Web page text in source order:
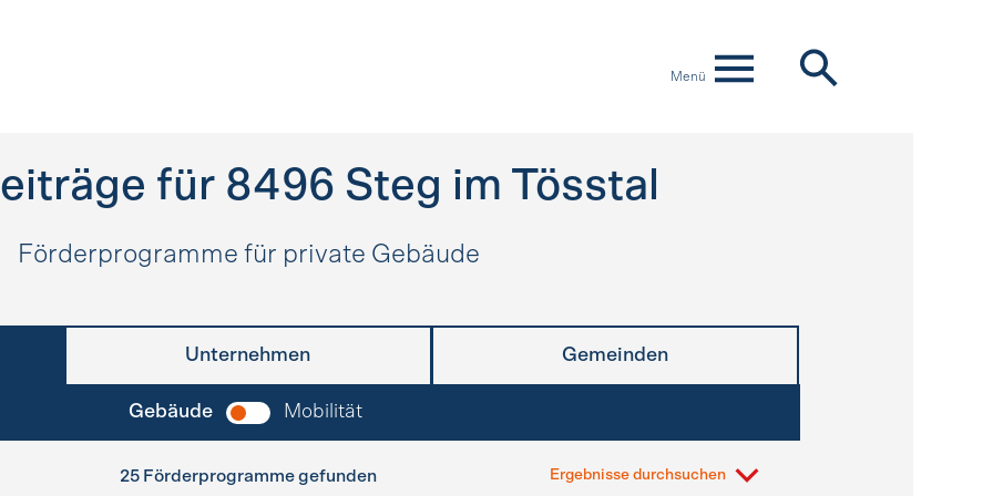
Menü
für 8496 Steg im Tösstal
Förderprogramme für private Gebäude
Unternehmen Gemeinden
Gebäude Mobilität
25 Förderprogramme gefunden Ergebnisse durchsuchen